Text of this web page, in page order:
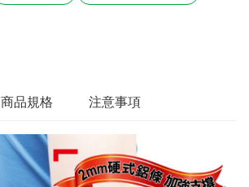
商品規格 注意事項